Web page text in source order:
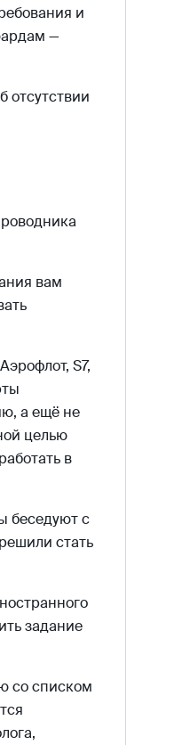
и
—
отсутствии
вам
S7,
а ещё не
целью
в
беседуют с
стать
задание
со списком